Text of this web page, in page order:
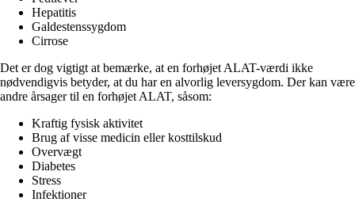
Hepatitis
Galdestenssygdom
Cirrose
Det er dog vigtigt at bemærke, at en forhøjet ALAT-værdi ikke
nødvendigvis betyder, at du har en alvorlig leversygdom. Der kan være
andre årsager til en forhøjet ALAT, såsom:
Kraftig fysisk aktivitet
Brug af visse medicin eller kosttilskud
Overvægt
Diabetes
Stress
Infektioner